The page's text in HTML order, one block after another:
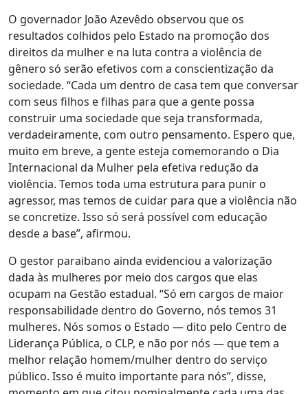
O governador João Azevêdo observou que os
resultados colhidos pelo Estado na promoção dos
direitos da mulher e na luta contra a violência de
gênero só serão efetivos com a conscientização da
sociedade. “Cada um dentro de casa tem que conversar
com seus filhos e filhas para que a gente possa
construir uma sociedade que seja transformada,
verdadeiramente, com outro pensamento. Espero que,
muito em breve, a gente esteja comemorando o Dia
Internacional da Mulher pela efetiva redução da
violência. Temos toda uma estrutura para punir o
agressor, mas temos de cuidar para que a violência não
se concretize. Isso só será possível com educação
desde a base”, afirmou.
O gestor paraibano ainda evidenciou a valorização
dada às mulheres por meio dos cargos que elas
ocupam na Gestão estadual. “Só em cargos de maior
responsabilidade dentro do Governo, nós temos 31
mulheres. Nós somos o Estado — dito pelo Centro de
Liderança Pública, o CLP, e não por nós — que tem a
melhor relação homem/mulher dentro do serviço
público. Isso é muito importante para nós”, disse,